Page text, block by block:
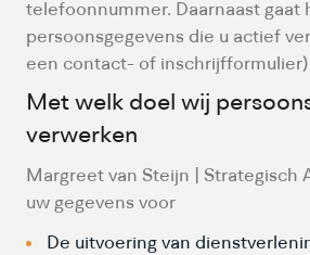
telefoonnummer. Daarnaast gaat
persoonsgegevens die u actief
een contact- of
Met welk doel wij
verwerken
Margreet van Steijn | Strategisch
uw gegevens voor
De uitvoering van